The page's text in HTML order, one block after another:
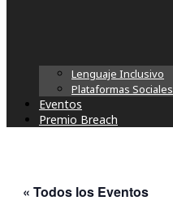
Lenguaje Inclusivo
Plataformas Sociales
Eventos
Premio Breach
« Todos los Eventos